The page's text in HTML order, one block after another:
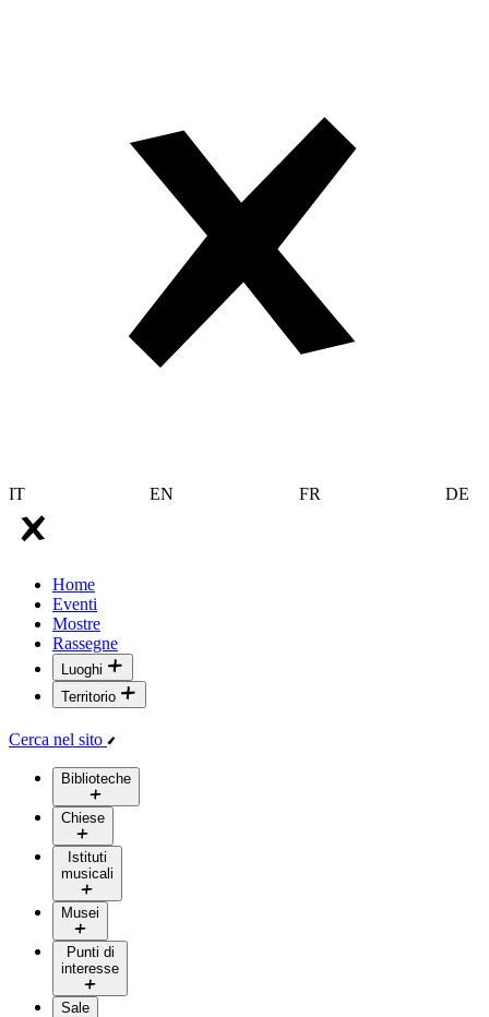
IT EN FR DE
Home
Eventi
Mostre
Rassegne
Luoghi
Territorio
Cerca nel sito
Biblioteche
Chiese
Istituti
musicali
Musei
Punti di
interesse
Sale